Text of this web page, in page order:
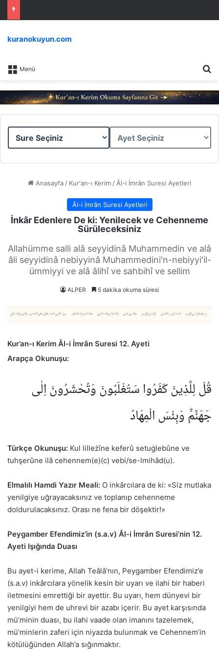
Menü
kuranokuyun.com
Sure
Ayet
Anasayfa / Kur'an-ı Kerim / Âl-i İmrân Suresi Ayetleri
Âl-i İmrân Suresi Ayetleri
İnkâr Edenlere De ki: Yenilecek ve Cehenneme
Sürüleceksiniz
Allahümme salli alâ seyyidinâ Muhammedin ve alâ
âli seyyidinâ nebiyyinâ Muhammedini'n-nebiyyi'il-
ümmiyyi ve alâ âlihî ve sahbihî ve sellim
ALPER 5 dakika okuma süresi
Kur’an-ı Kerim Âl-i İmrân Suresi 12. Ayeti
Arapça Okunuşu:
قُلْ لِلَّذ۪ينَ كَفَرُوا سَتُغْلَبُونَ وَتُحْشَرُونَ اِلٰى
جَهَنَّمَؕ وَبِئْسَ الْمِهَادُ
Türkçe Okunuşu: Kul lilleżîne keferû setuġlebûne ve
tuhşerûne ilâ cehennem(e)(c) vebi/se-lmihâd(u).
Elmalılı Hamdi Yazır Meali: O inkârcılara de ki: «Siz mutlaka
yenilgiye uğrayacaksınız ve toplanıp cehenneme
doldurulacaksınız. Orası ne fena bir döşektir!»
Peygamber Efendimiz’in (s.a.v) Âl-i İmrân Suresi’nin 12.
Ayeti Işığında Duası
Bu ayet-i kerime, Allah Teâlâ’nın, Peygamber Efendimiz’e
(s.a.v) inkârcılara yönelik kesin bir uyarı ve ilahi bir haberi
iletmesini emrettiği bir ayettir. Bu uyarı, hem dünyevi bir
yenilgiyi hem de uhrevi bir azabı içerir. Bu ayet karşısında
mü’minin duası, bu ilahi vaade olan imanını tazelemek,
mü’minlerin zaferi için niyazda bulunmak ve Cehennem’in
kötülüğünden Allah’a sığınmaktır.